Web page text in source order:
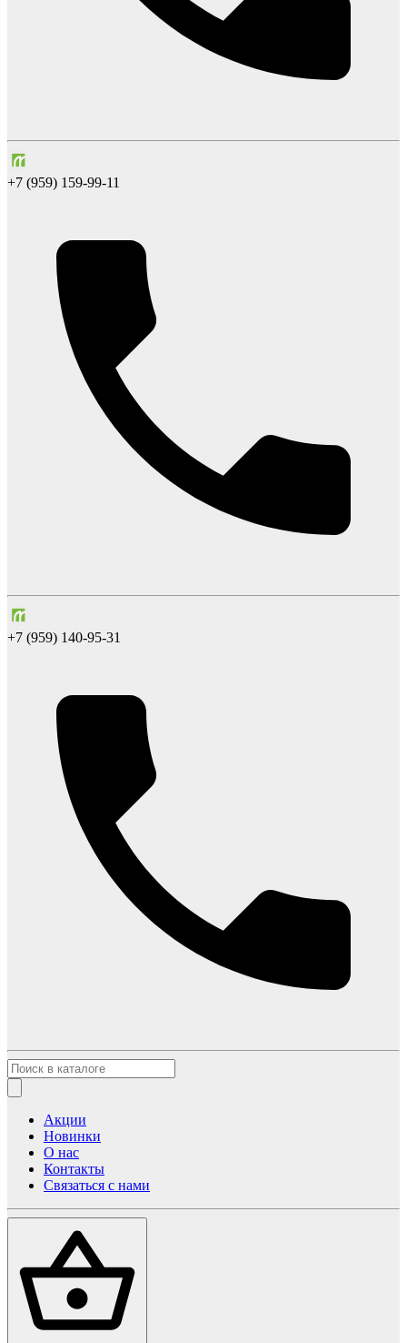
+7 (959) 159-99-11
+7 (959) 140-95-31
Акции
Новинки
О нас
Контакты
Связаться с нами